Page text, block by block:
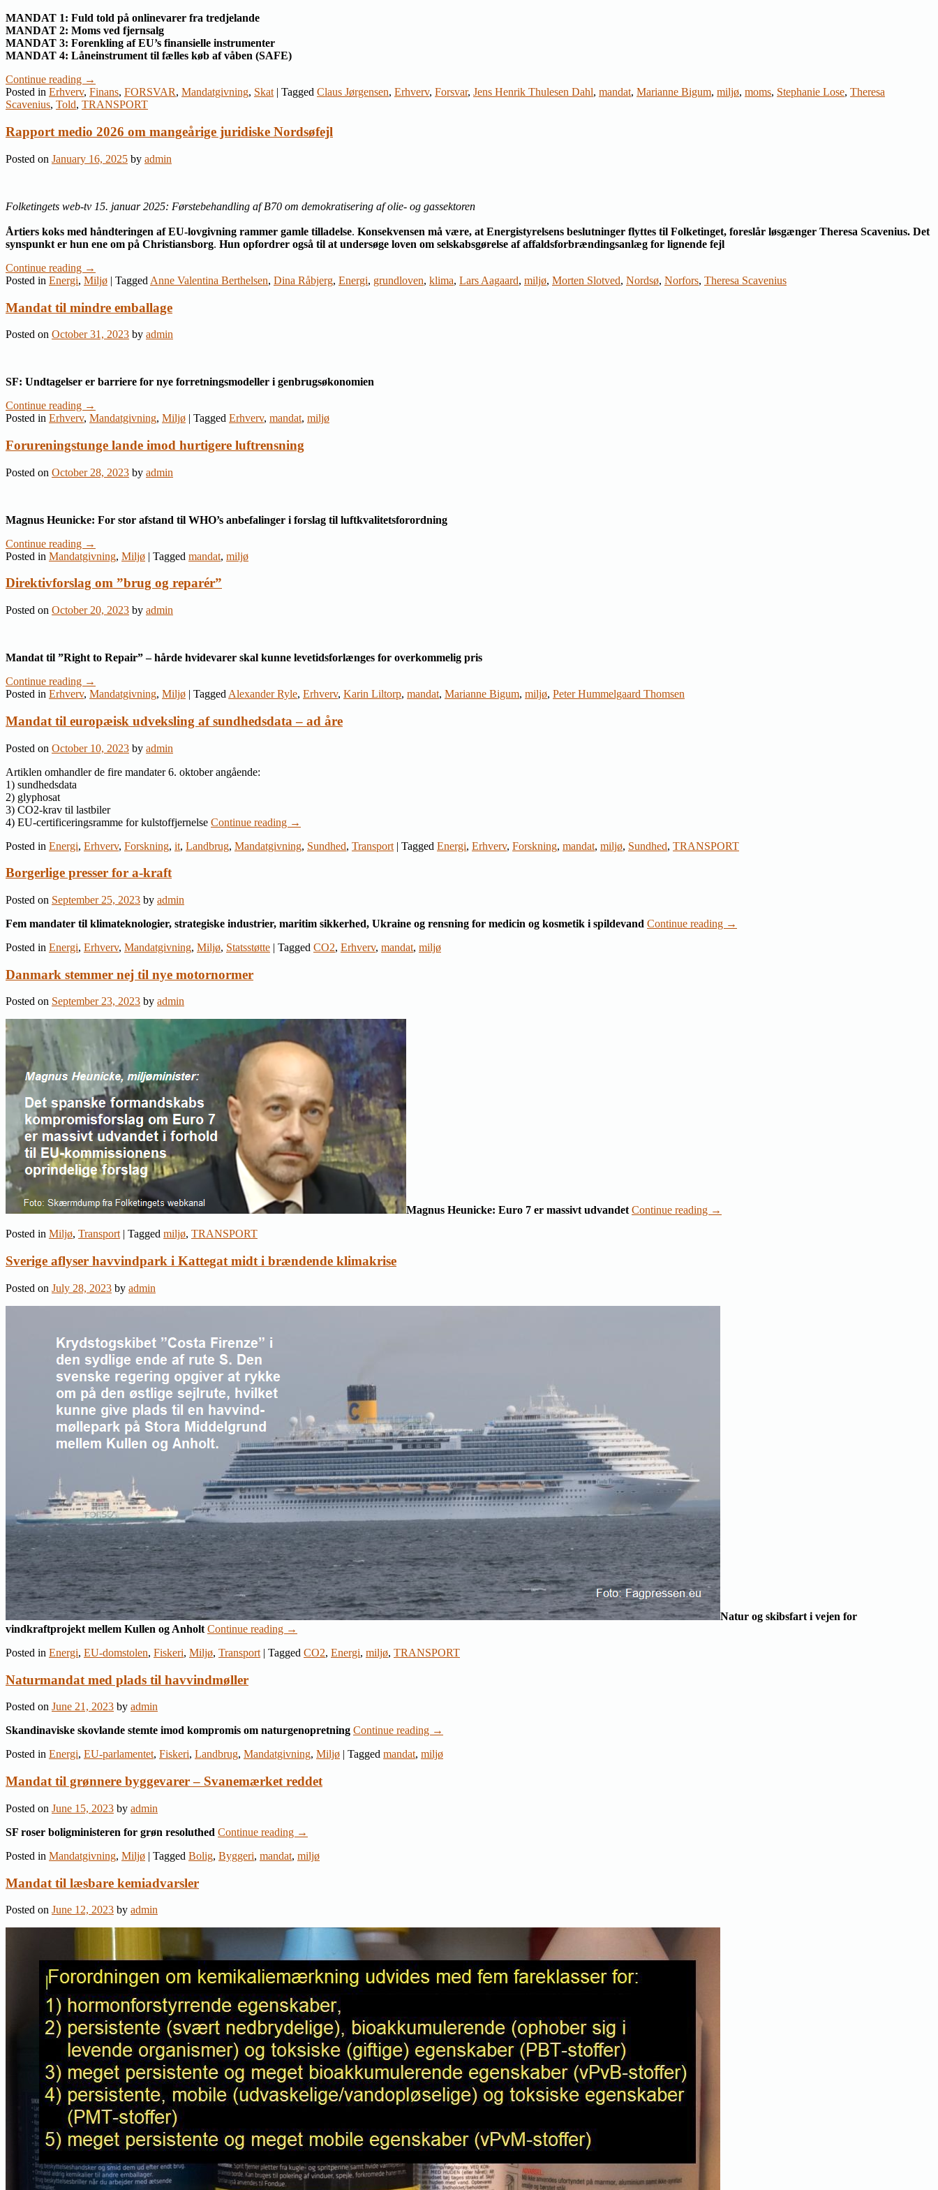
MANDAT 1: Fuld told på onlinevarer fra tredjelande
MANDAT 2: Moms ved fjernsalg
MANDAT 3: Forenkling af EU’s finansielle instrumenter
MANDAT 4: Låneinstrument til fælles køb af våben (SAFE)
Continue reading →
Posted in Erhverv, Finans, FORSVAR, Mandatgivning, Skat | Tagged Claus Jørgensen, Erhverv, Forsvar, Jens Henrik Thulesen Dahl, mandat, Marianne Bigum, miljø, moms, Stephanie Lose, Theresa
Scavenius, Told, TRANSPORT
Rapport medio 2026 om mangeårige juridiske Nordsøfejl
Posted on January 16, 2025 by admin
Folketingets web-tv 15. januar 2025: Førstebehandling af B70 om demokratisering af olie- og gassektoren
Årtiers koks med håndteringen af EU-lovgivning rammer gamle tilladelse. Konsekvensen må være, at Energistyrelsens beslutninger flyttes til Folketinget, foreslår løsgænger Theresa Scavenius. Det
synspunkt er hun ene om på Christiansborg. Hun opfordrer også til at undersøge loven om selskabsgørelse af affaldsforbrændingsanlæg for lignende fejl
Continue reading →
Posted in Energi, Miljø | Tagged Anne Valentina Berthelsen, Dina Råbjerg, Energi, grundloven, klima, Lars Aagaard, miljø, Morten Slotved, Nordsø, Norfors, Theresa Scavenius
Mandat til mindre emballage
Posted on October 31, 2023 by admin
SF: Undtagelser er barriere for nye forretningsmodeller i genbrugsøkonomien
Continue reading →
Posted in Erhverv, Mandatgivning, Miljø | Tagged Erhverv, mandat, miljø
Forureningstunge lande imod hurtigere luftrensning
Posted on October 28, 2023 by admin
Magnus Heunicke: For stor afstand til WHO’s anbefalinger i forslag til luftkvalitetsforordning
Continue reading →
Posted in Mandatgivning, Miljø | Tagged mandat, miljø
Direktivforslag om ”brug og reparér”
Posted on October 20, 2023 by admin
Mandat til ”Right to Repair” – hårde hvidevarer skal kunne levetidsforlænges for overkommelig pris
Continue reading →
Posted in Erhverv, Mandatgivning, Miljø | Tagged Alexander Ryle, Erhverv, Karin Liltorp, mandat, Marianne Bigum, miljø, Peter Hummelgaard Thomsen
Mandat til europæisk udveksling af sundhedsdata – ad åre
Posted on October 10, 2023 by admin
Artiklen omhandler de fire mandater 6. oktober angående:
1) sundhedsdata
2) glyphosat
3) CO2-krav til lastbiler
4) EU-certificeringsramme for kulstoffjernelse Continue reading →
Posted in Energi, Erhverv, Forskning, it, Landbrug, Mandatgivning, Sundhed, Transport | Tagged Energi, Erhverv, Forskning, mandat, miljø, Sundhed, TRANSPORT
Borgerlige presser for a-kraft
Posted on September 25, 2023 by admin
Fem mandater til klimateknologier, strategiske industrier, maritim sikkerhed, Ukraine og rensning for medicin og kosmetik i spildevand Continue reading →
Posted in Energi, Erhverv, Mandatgivning, Miljø, Statsstøtte | Tagged CO2, Erhverv, mandat, miljø
Danmark stemmer nej til nye motornormer
Posted on September 23, 2023 by admin
Magnus Heunicke: Euro 7 er massivt udvandet Continue reading →
Posted in Miljø, Transport Tagged miljø, TRANSPORT
Sverige aflyser havvindpark i Kattegat midt i brændende klimakrise
Posted on July 28, 2023 by admin
Natur og skibsfart i vejen for
vindkraftprojekt mellem Kullen og Anholt Continue reading →
Posted in Energi, EU-domstolen, Fiskeri, Miljø, Transport | Tagged CO2, Energi, miljø, TRANSPORT
Naturmandat med plads til havvindmøller
Posted on June 21, 2023 by admin
Skandinaviske skovlande stemte imod kompromis om naturgenopretning Continue reading →
Posted in Energi, EU-parlamentet, Fiskeri, Landbrug, Mandatgivning, Miljø | Tagged mandat, miljø
Mandat til grønnere byggevarer – Svanemærket reddet
Posted on June 15, 2023 by admin
SF roser boligministeren for grøn resoluthed Continue reading →
Posted in Mandatgivning, Miljø | Tagged Bolig, Byggeri, mandat, miljø
Mandat til læsbare kemiadvarsler
Posted on June 12, 2023 by admin